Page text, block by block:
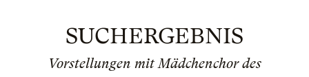
SUCHERGEBNIS
Vorstellungen mit Mädchenchor des